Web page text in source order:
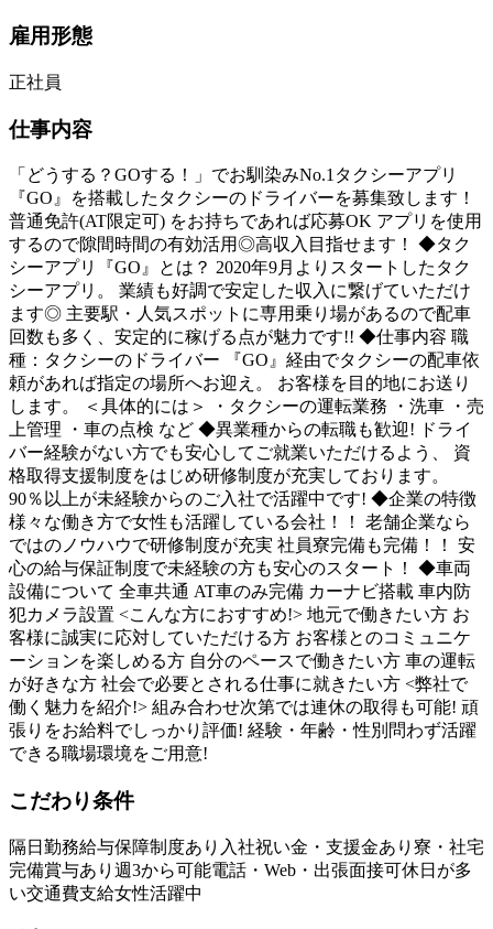
雇用形態
正社員
仕事内容
「どうする？GOする！」でお馴染みNo.1タクシーアプリ
『GO』を搭載したタクシーのドライバーを募集致します！
普通免許(AT限定可) をお持ちであれば応募OK アプリを使用
するので隙間時間の有効活用◎高収入目指せます！ ◆タク
シーアプリ『GO』とは？ 2020年9月よりスタートしたタク
シーアプリ。 業績も好調で安定した収入に繋げていただけ
ます◎ 主要駅・人気スポットに専用乗り場があるので配車
回数も多く、安定的に稼げる点が魅力です!! ◆仕事内容 職
種：タクシーのドライバー 『GO』経由でタクシーの配車依
頼があれば指定の場所へお迎え。 お客様を目的地にお送り
します。 ＜具体的には＞ ・タクシーの運転業務 ・洗車 ・売
上管理 ・車の点検 など ◆異業種からの転職も歓迎! ドライ
バー経験がない方でも安心してご就業いただけるよう、 資
格取得支援制度をはじめ研修制度が充実しております。
90％以上が未経験からのご入社で活躍中です! ◆企業の特徴
様々な働き方で女性も活躍している会社！！ 老舗企業なら
ではのノウハウで研修制度が充実 社員寮完備も完備！！ 安
心の給与保証制度で未経験の方も安心のスタート！ ◆車両
設備について 全車共通 AT車のみ完備 カーナビ搭載 車内防
犯カメラ設置 <こんな方におすすめ!> 地元で働きたい方 お
客様に誠実に応対していただける方 お客様とのコミュニケ
ーションを楽しめる方 自分のペースで働きたい方 車の運転
が好きな方 社会で必要とされる仕事に就きたい方 <弊社で
働く魅力を紹介!> 組み合わせ次第では連休の取得も可能! 頑
張りをお給料でしっかり評価! 経験・年齢・性別問わず活躍
できる職場環境をご用意!
こだわり条件
隔日勤務給与保障制度あり 入社祝い金・支援金あり 寮・社宅
完備賞与あり 週3から可能電話・Web・出張面接可休日が多
い交通費支給女性活躍中